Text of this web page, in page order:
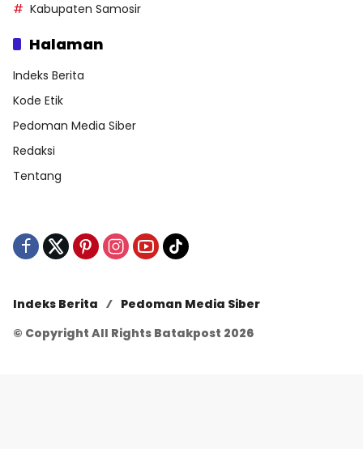
Kabupaten Samosir
Halaman
Indeks Berita
Kode Etik
Pedoman Media Siber
Redaksi
Tentang
Indeks Berita
Pedoman Media Siber
© Copyright All Rights Batakpost 2026